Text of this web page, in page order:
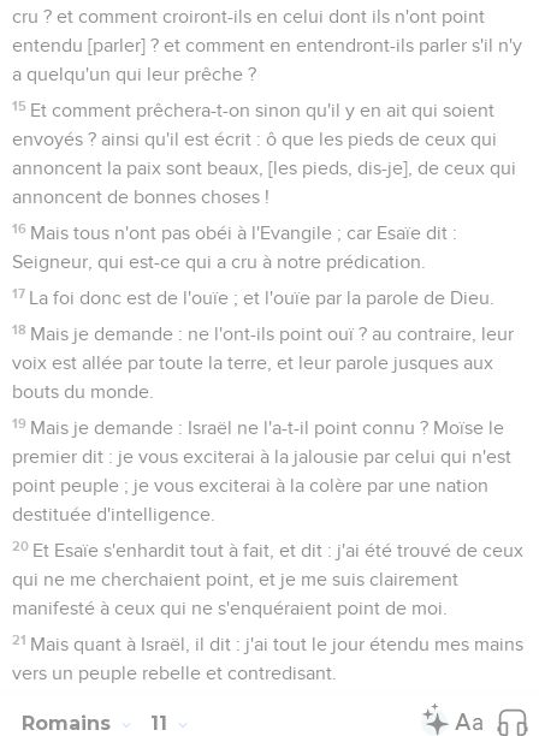
cru ? et comment croiront-ils en celui dont ils n'ont point
entendu [parler] ? et comment en entendront-ils parler s'il n'y
a quelqu'un qui leur prêche ?
15 Et comment prêchera-t-on sinon qu'il y en ait qui soient
envoyés ? ainsi qu'il est écrit : ô que les pieds de ceux qui
annoncent la paix sont beaux, [les pieds, dis-je], de ceux qui
annoncent de bonnes choses !
16 Mais tous n'ont pas obéi à l'Evangile ; car Esaïe dit :
Seigneur, qui est-ce qui a cru à notre prédication.
17 La foi donc est de l'ouïe ; et l'ouïe par la parole de Dieu.
18 Mais je demande : ne l'ont-ils point ouï ? au contraire, leur
voix est allée par toute la terre, et leur parole jusques aux
bouts du monde.
19 Mais je demande : Israël ne l'a-t-il point connu ? Moïse le
premier dit : je vous exciterai à la jalousie par celui qui n'est
point peuple ; je vous exciterai à la colère par une nation
destituée d'intelligence.
20 Et Esaïe s'enhardit tout à fait, et dit : j'ai été trouvé de ceux
qui ne me cherchaient point, et je me suis clairement
manifesté à ceux qui ne s'enquéraient point de moi.
21 Mais quant à Israël, il dit : j'ai tout le jour étendu mes mains
vers un peuple rebelle et contredisant.
Romains 11